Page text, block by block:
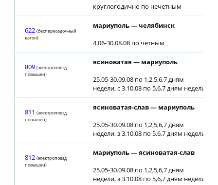
круглогодично по нечетным
622 (беспересадочный
вагон)
мариуполь — челябинск
4.06-30.08.08 по четным
809 (электропоезд
повышен)
ясиноватая — мариуполь
25.05-30.09.08 по 1,2,5,6,7 дням
недели, с 3.10.08 по 5,6,7 дням недели
811 (электропоезд
повышен)
ясиноватая-слав — мариуполь
25.05-30.09.08 по 1,2,5,6,7 дням
недели, з 3.10.08 по 5,6,7 дням недели
812 (электропоезд
повышен)
мариуполь — ясиноватая-слав
25.05-30.09.08 по 1,2,5,6,7 дням
недели, з 3.10.08 по 5,6,7 дням недели